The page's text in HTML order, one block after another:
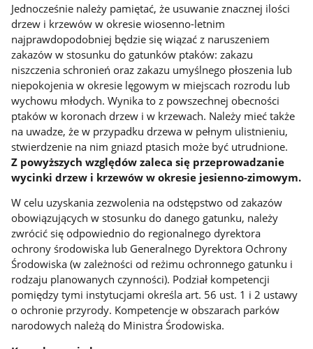
Jednocześnie należy pamiętać, że usuwanie znacznej ilości
drzew i krzewów w okresie wiosenno-letnim
najprawdopodobniej będzie się wiązać z naruszeniem
zakazów w stosunku do gatunków ptaków: zakazu
niszczenia schronień oraz zakazu umyślnego płoszenia lub
niepokojenia w okresie lęgowym w miejscach rozrodu lub
wychowu młodych. Wynika to z powszechnej obecności
ptaków w koronach drzew i w krzewach. Należy mieć także
na uwadze, że w przypadku drzewa w pełnym ulistnieniu,
stwierdzenie na nim gniazd ptasich może być utrudnione.
Z powyższych względów zaleca się przeprowadzanie
wycinki drzew i krzewów w okresie jesienno-zimowym.
W celu uzyskania zezwolenia na odstępstwo od zakazów
obowiązujących w stosunku do danego gatunku, należy
zwrócić się odpowiednio do regionalnego dyrektora
ochrony środowiska lub Generalnego Dyrektora Ochrony
Środowiska (w zależności od reżimu ochronnego gatunku i
rodzaju planowanych czynności). Podział kompetencji
pomiędzy tymi instytucjami określa art. 56 ust. 1 i 2 ustawy
o ochronie przyrody. Kompetencje w obszarach parków
narodowych należą do Ministra Środowiska.